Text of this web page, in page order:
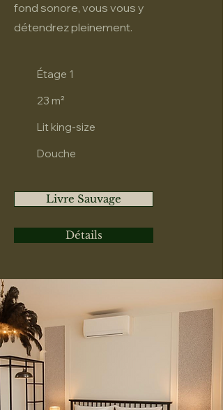
fond sonore, vous vous y
détendrez pleinement.
Étage 1
23 m²
Lit king-size
Douche
Livre Sauvage
Détails